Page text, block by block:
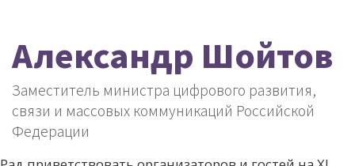
Александр Шойтов
Заместитель министра цифрового развития,
связи и массовых коммуникаций Российской
Федерации